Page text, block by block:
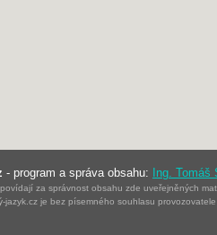
- program a správa obsahu: Ing. Tomáš
za správnost obsahu zde uveřejněných
jazyk.cz je bez písemného souhlasu